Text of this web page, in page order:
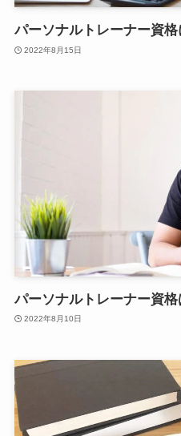
パーソナルトレーナー資格
2022年8月15日
パーソナルトレーナー資格
2022年8月10日